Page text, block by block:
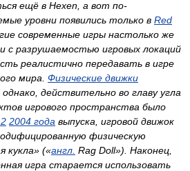
ещё в Hexen, а вот по-
уровни появились только в Red
современные игры настолько же
с разрушаемостью игровых локаций
реалистично передавать в игре
мира. Физические движки
действительно во главу угла
игрового пространства было
2004 года выпуска, игровой движок
физическую
кукла» («англ. Rag Doll»). Наконец,
игра старается использовать